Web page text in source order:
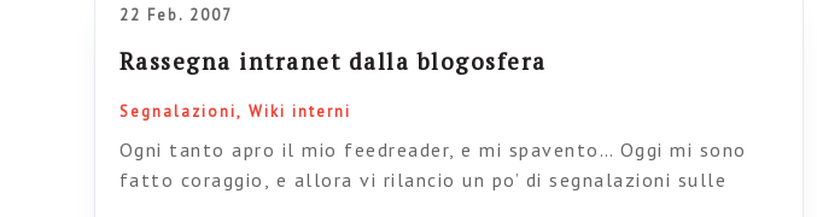
22 Feb. 2007
Rassegna intranet dalla blogosfera
Segnalazioni Wiki interni
Ogni tanto apro il mio feedreader, e mi spavento… Oggi mi sono
fatto coraggio, e allora vi rilancio un po’ di segnalazioni sulle